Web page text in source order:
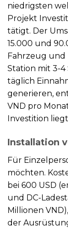
niedrigsten
Projekt
tätigt. Der
15.000 und
Fahrzeug und
Station mit 3-
täglich
generieren,
VND pro
Investition
Installation
Für
möchten.
bei 600 USD
und DC-
Millionen
der